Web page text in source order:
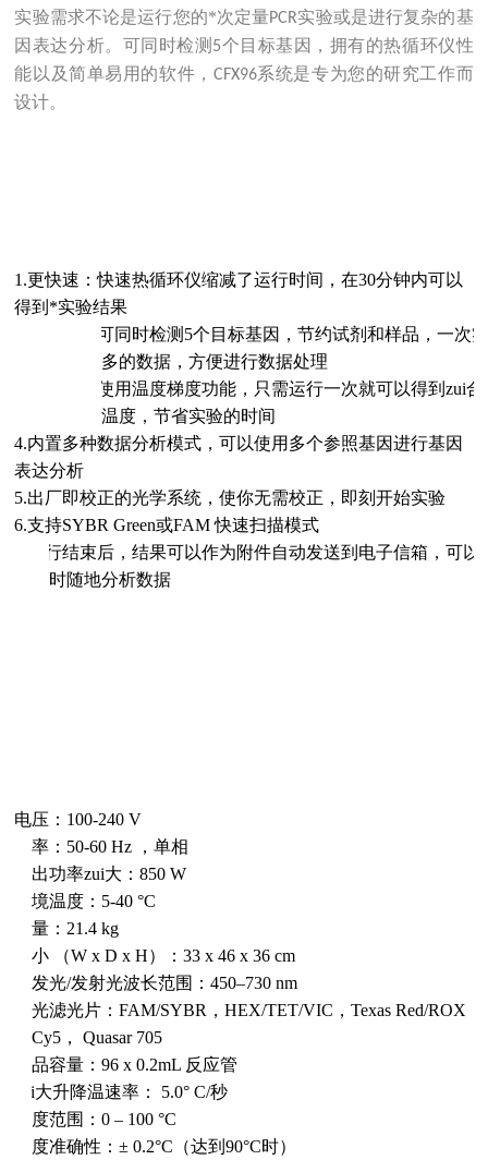
实验需求不论是运行您的*次定量PCR实验或是进行复杂的基
因表达分析。可同时检测 5个目标基因，拥有的热循环仪性
能以及简单易用的软件， CFX96系统是专为您的研究工作而
设计。
1.更快速：快速热循环仪缩减了运行时间，在30分钟内可以
得到*实验结果
更简便：可同时检测 5个目标基因，节约试剂和样品，一次
多的数据，方便进行数据处理
更灵活：使用温度梯度功能，只需运行一次就可以得到zui
温度，节省实验的时间
4.内置多种数据分析模式，可以使用多个参照基因进行基因
表达分析
5.出厂即校正的光学系统，使你无需校正，即刻开始实验
6.支持SYBR Green或FAM快速扫描模式
运行结束后，结果可以作为附件自动发送到电子信箱，可以
时随地分析数据
电压： 100-240 V
频率： 50-60 Hz
，单相
输出功率zui大：850 W
环境温度： 5-40 °C
重量： 21.4 kg
大小 （W x D x H） ：33 x 46 x 36 cm
激发光/发射光波长范围：450–730 nm
荧光滤光片：FAM/SYBR ，HEX/TET/VIC ，Texas Red/ROX
Cy5 ，
Quasar 705
样品容量：96 x 0.2mL 反应管
zui大升降温速率：
5.0° C/秒
温度范围：0 – 100 °C
温度准确性：± 0.2°C （达到90°C时）